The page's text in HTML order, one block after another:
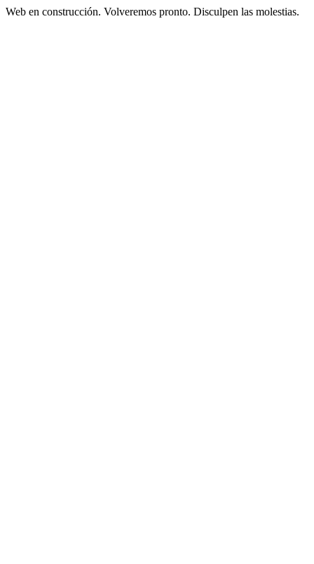
Web en construcción. Volveremos pronto. Disculpen las molestias.